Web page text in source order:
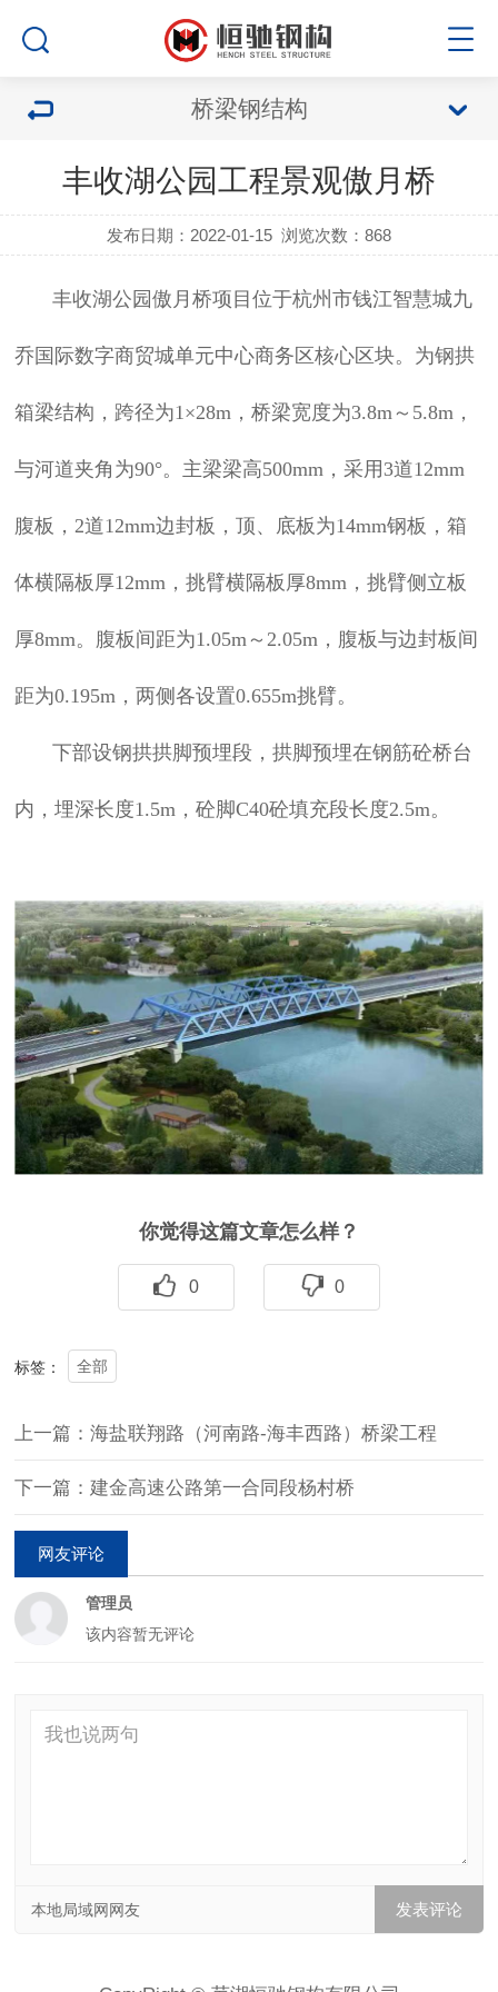
桥梁钢结构
丰收湖公园工程景观傲月桥
发布日期：2022-01-15 浏览次数：868
丰收湖公园傲月桥项目位于杭州市钱江智慧城九
乔国际数字商贸城单元中心商务区核心区块。为钢拱
箱梁结构，跨径为1×28m，桥梁宽度为3.8m～5.8m，
与河道夹角为90°。主梁梁高500mm，采用3道12mm
腹板，2道12mm边封板，顶、底板为14mm钢板，箱
体横隔板厚12mm，挑臂横隔板厚8mm，挑臂侧立板
厚8mm。腹板间距为1.05m～2.05m，腹板与边封板间
距为0.195m，两侧各设置0.655m挑臂。
下部设钢拱拱脚预埋段，拱脚预埋在钢筋砼桥台
内，埋深长度1.5m，砼脚C40砼填充段长度2.5m。
你觉得这篇文章怎么样？
0 0
标签： 全部
上一篇：海盐联翔路（河南路-海丰西路）桥梁工程
下一篇：建金高速公路第一合同段杨村桥
网友评论
管理员
该内容暂无评论
本地局域网网友